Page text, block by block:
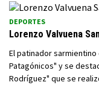
DEPORTES
Lorenzo Valvuena
El patinador
Patagónicos" y se
Rodríguez" que se